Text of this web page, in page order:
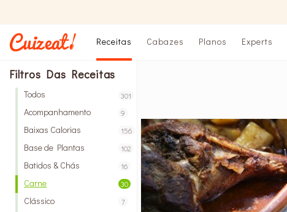
Receitas Cabazes Planos Experts
Filtros Das Receitas
Todos 301
Acompanhamento 9
Baixas Calorias 156
Base de Plantas 102
Batidos & Chás 16
Carne 30
Clássico 7